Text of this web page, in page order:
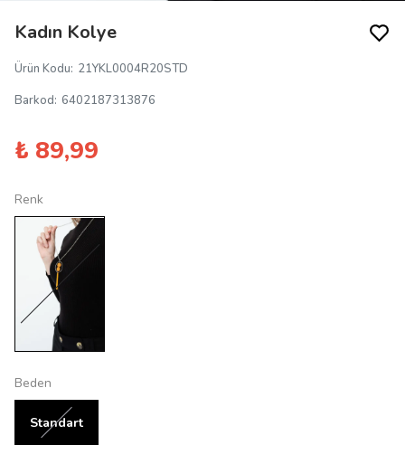
Kadın Kolye
Ürün Kodu: 21YKL0004R20STD
Barkod: 6402187313876
₺ 89,99
Renk
Beden
Standart